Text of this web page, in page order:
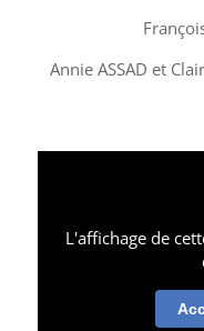
Annie ASSAD et
L'affichage de